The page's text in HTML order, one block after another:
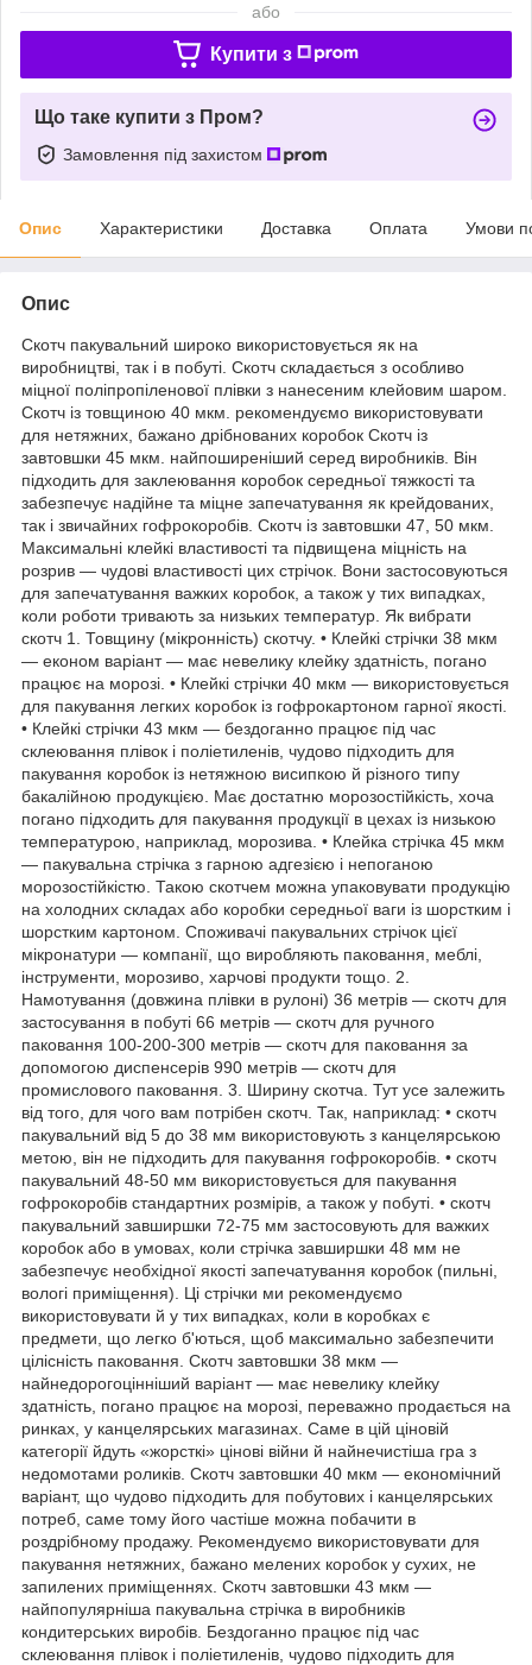
або
Купити з
Що таке купити з Пром?
Замовлення під захистом
Опис Характеристики Доставка Оплата Умови
Опис
Скотч пакувальний широко використовується як на
виробництві, так і в побуті. Скотч складається з особливо
міцної поліпропіленової плівки з нанесеним клейовим шаром.
Скотч із товщиною 40 мкм. рекомендуємо використовувати
для нетяжних, бажано дрібнованих коробок Скотч із
завтовшки 45 мкм. найпоширеніший серед виробників. Він
підходить для заклеювання коробок середньої тяжкості та
забезпечує надійне та міцне запечатування як крейдованих,
так і звичайних гофрокоробів. Скотч із завтовшки 47, 50 мкм.
Максимальні клейкі властивості та підвищена міцність на
розрив — чудові властивості цих стрічок. Вони застосовуються
для запечатування важких коробок, а також у тих випадках,
коли роботи тривають за низьких температур. Як вибрати
скотч 1. Товщину (мікронність) скотчу. • Клейкі стрічки 38 мкм
— економ варіант — має невелику клейку здатність, погано
працює на морозі. • Клейкі стрічки 40 мкм — використовується
для пакування легких коробок із гофрокартоном гарної якості.
• Клейкі стрічки 43 мкм — бездоганно працює під час
склеювання плівок і поліетиленів, чудово підходить для
пакування коробок із нетяжною висипкою й різного типу
бакалійною продукцією. Має достатню морозостійкість, хоча
погано підходить для пакування продукції в цехах із низькою
температурою, наприклад, морозива. • Клейка стрічка 45 мкм
— пакувальна стрічка з гарною адгезією і непоганою
морозостійкістю. Такою скотчем можна упаковувати продукцію
на холодних складах або коробки середньої ваги із шорстким і
шорстким картоном. Споживачі пакувальних стрічок цієї
мікронатури — компанії, що виробляють паковання, меблі,
інструменти, морозиво, харчові продукти тощо. 2.
Намотування (довжина плівки в рулоні) 36 метрів — скотч для
застосування в побуті 66 метрів — скотч для ручного
паковання 100-200-300 метрів — скотч для паковання за
допомогою диспенсерів 990 метрів — скотч для
промислового паковання. 3. Ширину скотча. Тут усе залежить
від того, для чого вам потрібен скотч. Так, наприклад: • скотч
пакувальний від 5 до 38 мм використовують з канцелярською
метою, він не підходить для пакування гофрокоробів. • скотч
пакувальний 48-50 мм використовується для пакування
гофрокоробів стандартних розмірів, а також у побуті. • скотч
пакувальний завширшки 72-75 мм застосовують для важких
коробок або в умовах, коли стрічка завширшки 48 мм не
забезпечує необхідної якості запечатування коробок (пильні,
вологі приміщення). Ці стрічки ми рекомендуємо
використовувати й у тих випадках, коли в коробках є
предмети, що легко б'ються, щоб максимально забезпечити
цілісність паковання. Скотч завтовшки 38 мкм —
найнедорогоцінніший варіант — має невелику клейку
здатність, погано працює на морозі, переважно продається на
ринках, у канцелярських магазинах. Саме в цій ціновій
категорії йдуть «жорсткі» цінові війни й найнечистіша гра з
недомотами роликів. Скотч завтовшки 40 мкм — економічний
варіант, що чудово підходить для побутових і канцелярських
потреб, саме тому його частіше можна побачити в
роздрібному продажу. Рекомендуємо використовувати для
пакування нетяжних, бажано мелених коробок у сухих, не
запилених приміщеннях. Скотч завтовшки 43 мкм —
найпопулярніша пакувальна стрічка в виробників
кондитерських виробів. Бездоганно працює під час
склеювання плівок і поліетиленів, чудово підходить для